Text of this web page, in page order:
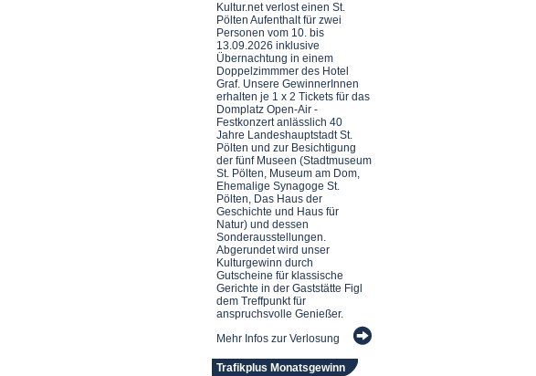
Kultur.net verlost einen St.
Pölten Aufenthalt für zwei
Personen vom 10. bis
13.09.2026 inklusive
Übernachtung in einem
Doppelzimmmer des Hotel
Graf. Unsere GewinnerInnen
erhalten je 1 x 2 Tickets für das
Domplatz Open-Air -
Festkonzert anlässlich 40
Jahre Landeshauptstadt St.
Pölten und zur Besichtigung
der fünf Museen (Stadtmuseum
St. Pölten, Museum am Dom,
Ehemalige Synagoge St.
Pölten, Das Haus der
Geschichte und Haus für
Natur) und dessen
Sonderausstellungen.
Abgerundet wird unser
Kulturgewinn durch
Gutscheine für klassische
Gerichte in der Gaststätte Figl
dem Treffpunkt für
anspruchsvolle Genießer.
Mehr Infos zur Verlosung
Trafikplus Monatsgewinn